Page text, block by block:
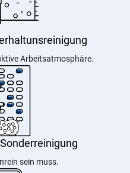
Arbeitsatmosphäre.
sein muss.